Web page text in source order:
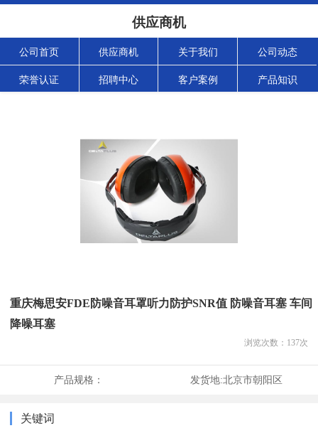
供应商机
公司首页 供应商机 关于我们 公司动态
荣誉认证 招聘中心 客户案例 产品知识
重庆梅思安FDE防噪音耳罩听力防护SNR值 防噪音耳塞 车间
降噪耳塞
浏览次数： 137次
产品规格： 发货地:北京市朝阳区
关键词